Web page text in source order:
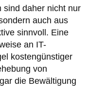
sind daher nicht nur
auch aus
sinnvoll. Eine
an IT-
kostengünstiger
von
die Bewältigung